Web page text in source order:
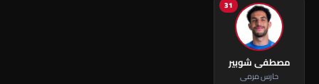
31
مصطفى شوبير
حارس مرمى